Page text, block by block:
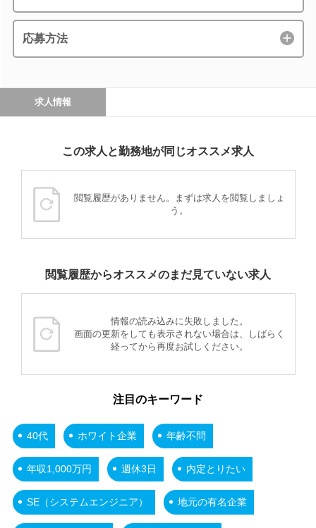
応募方法
求人情報
この求人と勤務地が同じオススメ求人
閲覧履歴がありません。まずは求人を閲覧しましょ
う。
閲覧履歴からオススメのまだ見ていない求人
情報の読み込みに失敗しました。
画面の更新をしても表示されない場合は、しばらく
経ってから再度お試しください。
注目のキーワード
40代 ホワイト企業 年齢不問
年収1,000万円 週休3日 内定とりたい
SE（システムエンジニア） 地元の有名企業